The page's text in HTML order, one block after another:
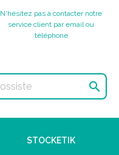
N'hésitez pas à contacter notre
service client par email ou
téléphone

STOCKETIK